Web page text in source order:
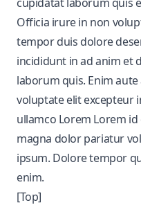
Officia irure in non
tempor duis dolore
incididunt in ad anim et
laborum quis. Enim
voluptate elit excepteur
ullamco Lorem Lorem
magna dolor pariatur
ipsum. Dolore tempor
enim.
[Top]